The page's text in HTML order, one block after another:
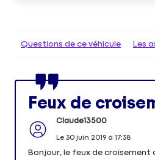
Questions de ce véhicule Les
Feux de
Claude13500
Le 30 juin 2019à 17:38
Bonjour, le feux de